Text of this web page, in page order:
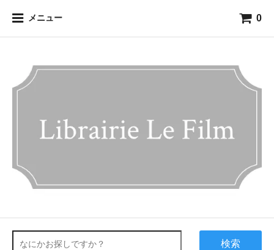
メニュー 0
検索